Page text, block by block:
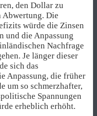
den Dollar zu
Abwertung. Die
würde die Zinsen
und die Anpassung
Nachfrage
Je länger dieser
sich das
Anpassung, die früher
um so schmerzhafter,
Spannungen
erheblich erhöht.